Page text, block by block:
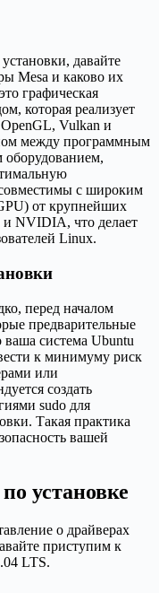
давайте
Mesa и каково их
графическая
которая реализует
Vulkan и
между программным
оборудованием,
с широким
от крупнейших
и NVIDIA, что делает
Linux.
перед началом
предварительные
ваша система Ubuntu
к минимуму риск
или
создать
sudo для
Такая практика
вашей
установке
о драйверах
приступим к
LTS.